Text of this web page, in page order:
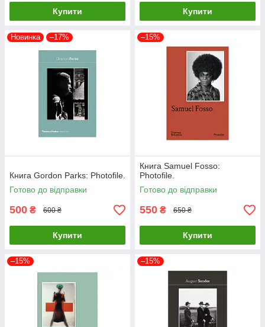
Купити Купити
Новинка –17%
Книга Gordon Parks: Photofile.
Готово до відправки
500 ₴ 600 ₴
Купити
–15%
Книга Samuel Fosso:
Photofile.
Готово до відправки
550 ₴ 650 ₴
Купити
–15% –15%